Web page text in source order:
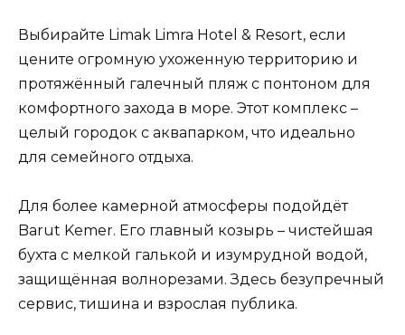
Выбирайте Limak Limra Hotel & Resort, если
цените огромную ухоженную территорию и
протяжённый галечный пляж с понтоном для
комфортного захода в море. Этот комплекс –
целый городок с аквапарком, что идеально
для семейного отдыха.
Для более камерной атмосферы подойдёт
Barut Kemer. Его главный козырь – чистейшая
бухта с мелкой галькой и изумрудной водой,
защищённая волнорезами. Здесь безупречный
сервис, тишина и взрослая публика.